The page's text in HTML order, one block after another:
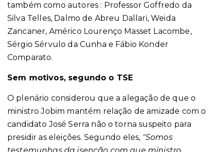
também como autores : Professor Goffredo da
Silva Telles, Dalmo de Abreu Dallari, Weida
Zancaner, Américo Lourenço Masset Lacombe,
Sérgio Sérvulo da Cunha e Fábio Konder
Comparato.
Sem motivos, segundo o TSE
O plenário considerou que a alegação de que o
ministro Jobim mantém relação de amizade com o
candidato José Serra não o torna suspeito para
presidir as eleições. Segundo eles, "Somos